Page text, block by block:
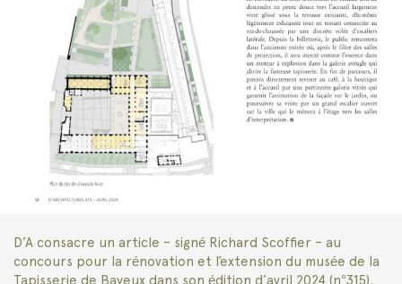
D’A consacre un article – signé Richard Scoffier – au
concours pour la rénovation et l’extension du musée de la
Tapisserie de Bayeux dans son édition d’avril 2024 (n°315).